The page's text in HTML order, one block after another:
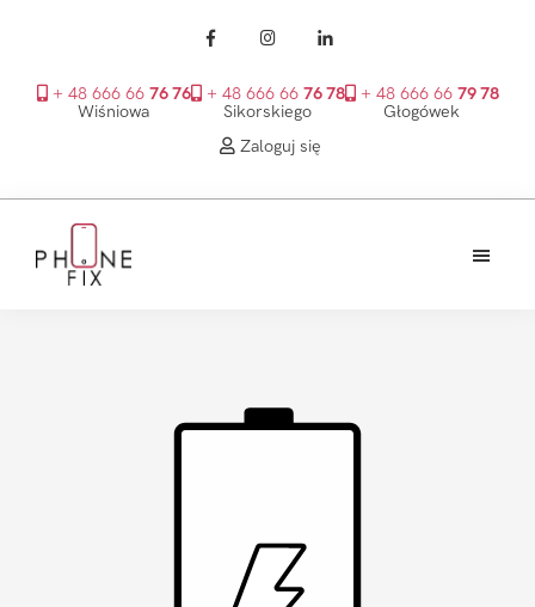
+ 48 666 66 76 76
Wiśniowa
+ 48 666 66 76 78
Sikorskiego
+ 48 666 66 79 78
Głogówek
Zaloguj się
głównego